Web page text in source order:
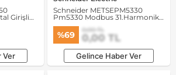
Girişli
Ver
Schneider METSEPM5330
Pm5330 Modbus 31.Harmonik
Enerji Analizörü
%69 0,00 TL
0,00 TL
Gelince Haber Ver